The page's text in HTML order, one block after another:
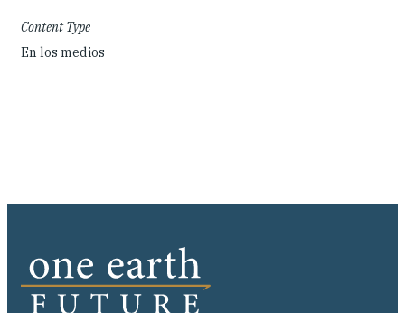
Content Type
En los medios